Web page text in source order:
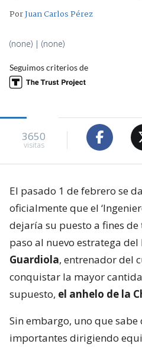
PorJuan Carlos Pérez
(none) | (none)
Seguimos criterios de
3650
visitas
El pasado 1 de febrero se
oficialmente que el
dejaría su puesto a fines
paso al nuevo estratega del
Guardiola, entrenador del
conquistar la mayor
supuesto, el anhelo de la
Sin embargo, uno que sabe
importantes dirigiendo